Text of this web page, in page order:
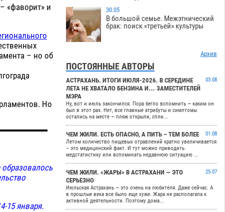
«фаворит» и
– но об
Но
образовалось
15 января.
30.05
В большой семье. Межэтнический
брак: поиск «третьей» культуры
Архив
ПОСТОЯННЫЕ АВТОРЫ
АСТРАХАНЬ. ИТОГИ ИЮЛЯ-2026. В СЕРЕДИНЕ
ЛЕТА НЕ ХВАТАЛО БЕНЗИНА И… ЗАМЕСТИТЕЛЕЙ
МЭРА
03.08
Ну, вот и июль закончился. Пора бегло вспомнить — каким он
был в этот раз. Нет, все главные атрибуты и симптомы
остались на месте — пляж открыли, спли...
ЧЕМ ЖИЛИ. ЕСТЬ ОПАСНО, А ПИТЬ – ТЕМ БОЛЕЕ
01.08
Летом количество пищевых отравлений кратно увеличивается
– это медицинский факт. И тут можно приводить
медстатистику или вспоминать недавнюю ситуацию ...
ЧЕМ ЖИЛИ. «ЖАРЫ» В АСТРАХАНИ — ЭТО
СЕРЬЕЗНО
25.07
Июльская Астрахань — это очень на любителя. Даже сейчас. А
в прошлые века все было еще хуже. Жара не располагала к
активной деятельности. Поэтому дома...